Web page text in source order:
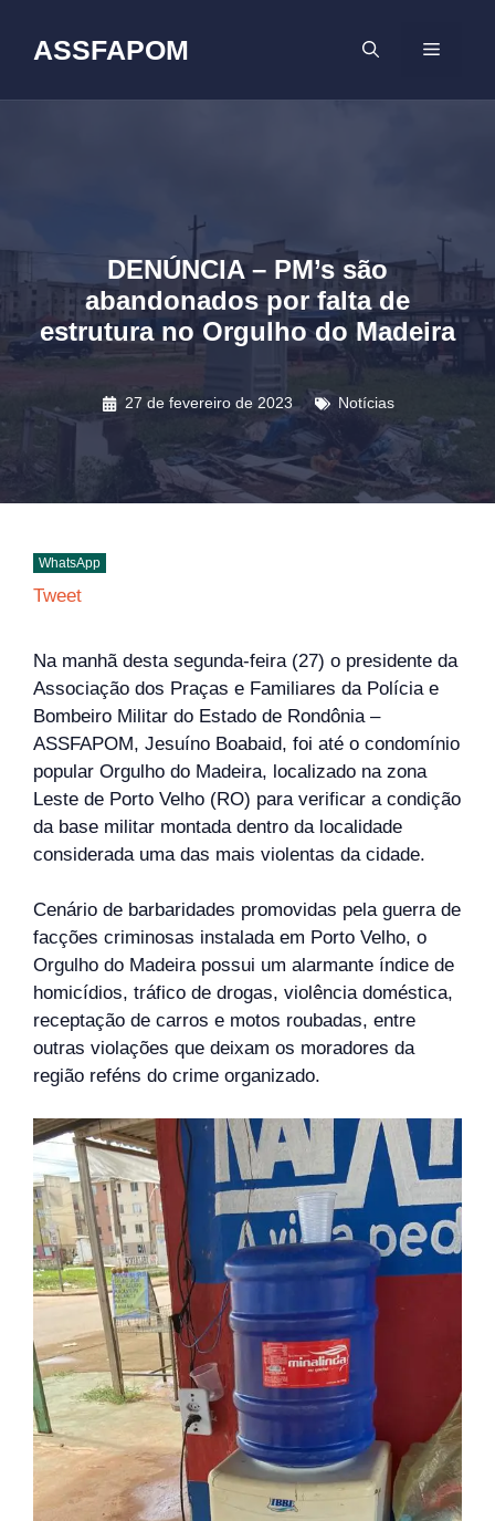
conteúdo
ASSFAPOM MENU
DENÚNCIA – PM’s são
abandonados por falta de
estrutura no Orgulho do Madeira
27 de fevereiro de 2023 Notícias
WhatsApp
Tweet
Na manhã desta segunda-feira (27) o presidente da
Associação dos Praças e Familiares da Polícia e
Bombeiro Militar do Estado de Rondônia –
ASSFAPOM, Jesuíno Boabaid, foi até o condomínio
popular Orgulho do Madeira, localizado na zona
Leste de Porto Velho (RO) para verificar a condição
da base militar montada dentro da localidade
considerada uma das mais violentas da cidade.
Cenário de barbaridades promovidas pela guerra de
facções criminosas instalada em Porto Velho, o
Orgulho do Madeira possui um alarmante índice de
homicídios, tráfico de drogas, violência doméstica,
receptação de carros e motos roubadas, entre
outras violações que deixam os moradores da
região reféns do crime organizado.